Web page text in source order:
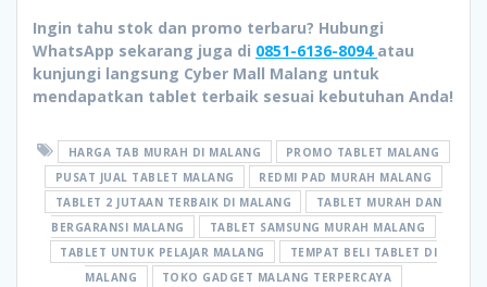
Ingin tahu stok dan promo terbaru? Hubungi
WhatsApp sekarang juga di 0851-6136-8094 atau
kunjungi langsung Cyber Mall Malang untuk
mendapatkan tablet terbaik sesuai kebutuhan Anda!
HARGA TAB MURAH DI MALANG
PROMO TABLET MALANG
PUSAT JUAL TABLET MALANG
REDMI PAD MURAH MALANG
TABLET 2 JUTAAN TERBAIK DI MALANG
TABLET MURAH DAN
BERGARANSI MALANG
TABLET SAMSUNG MURAH MALANG
TABLET UNTUK PELAJAR MALANG
TEMPAT BELI TABLET DI
MALANG
TOKO GADGET MALANG TERPERCAYA